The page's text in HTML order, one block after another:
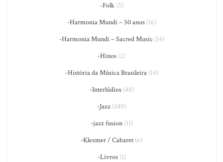
-Folk(5)
-Harmonia Mundi – 50 anos(16)
-Harmonia Mundi – Sacred Music (14)
-Hinos (2)
-História da Música Brasileira(14)
-Interlúdios(48)
-Jazz(589)
-jazz fusion(11)
-Klezmer / Cabaret (6)
-Livros(1)